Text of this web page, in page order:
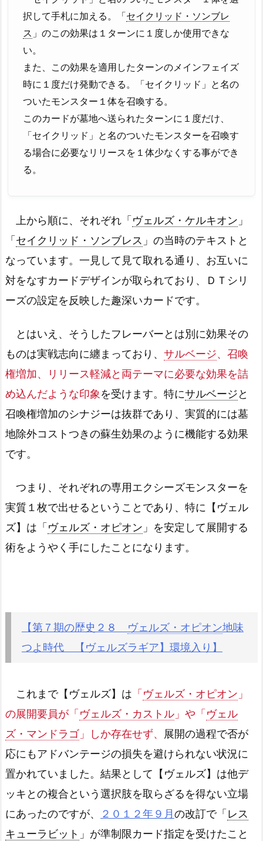
択して手札に加える。「 セイクリッド・ソンブレ
ス 」のこの効果は１ターンに１度しか使用できな
い。
また、この効果を適用したターンのメインフェイズ
時に１度だけ発動できる。「セイクリッド」と名の
ついたモンスター１体を召喚する。
このカードが墓地へ送られたターンに１度だけ、
「セイクリッド」と名のついたモンスターを召喚す
る場合に必要なリリースを１体少なくする事ができ
る。
上から順に、それぞれ「 ヴェルズ・ケルキオン 」
「 セイクリッド・ソンブレス 」の当時のテキストと
なっています。一見して見て取れる通り、お互いに
対をなすカードデザインが取られており、ＤＴシリ
ーズの設定を反映した趣深いカードです。
とはいえ、そうしたフレーバーとは別に効果その
ものは実戦志向に纏まっており、 サルベージ、召喚
権増加、リリース軽減と両テーマに必要な効果を詰
め込んだような印象を受けます。特にサルベージ と
召喚権増加のシナジーは抜群であり、実質的には墓
地除外コストつきの蘇生効果のように機能する効果
です。
つまり、それぞれの専用エクシーズモンスターを
実質１枚で出せるということであり、特に【ヴェル
ズ】は「 ヴェルズ・オピオン 」を安定して展開する
術をようやく手にしたことになります。
【第７期の歴史２８ ヴェルズ・オピオン地味
つよ時代 【ヴェルズラギア】環境入り】
これまで【ヴェルズ】は 「 ヴェルズ・オピオン 」
の展開要員が「 ヴェルズ・カストル 」や「 ヴェル
ズ・マンドラゴ 」しか存在せず、 展開の過程で否が
応にもアドバンテージの損失を避けられない状況に
置かれていました。結果として【ヴェルズ】は他デ
ッキとの複合という選択肢を取らざるを得ない立場
にあったのですが、
２０１２年９月 の改訂で「 レス
キューラビット 」が準制限カード指定を受けたこと